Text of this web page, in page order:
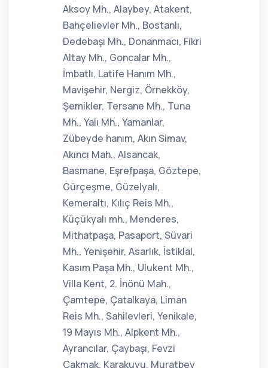
Aksoy Mh., Alaybey, Atakent,
Bahçelievler Mh., Bostanlı,
Dedebaşı Mh., Donanmacı, Fikri
Altay Mh., Goncalar Mh.,
İmbatlı, Latife Hanım Mh.,
Mavişehir, Nergiz, Örnekköy,
Şemikler, Tersane Mh., Tuna
Mh., Yalı Mh., Yamanlar,
Zübeyde hanım, Akın Simav,
Akıncı Mah., Alsancak,
Basmane, Eşrefpaşa, Göztepe,
Gürçeşme, Güzelyalı,
Kemeraltı, Kılıç Reis Mh.,
Küçükyalı mh., Menderes,
Mithatpaşa, Pasaport, Süvari
Mh., Yenişehir, Asarlık, İstiklal,
Kasım Paşa Mh., Ulukent Mh.,
Villa Kent, 2. İnönü Mah.,
Çamtepe, Çatalkaya, Liman
Reis Mh., Sahilevleri, Yenikale,
19 Mayıs Mh., Alpkent Mh.,
Ayrancılar, Çaybaşı, Fevzi
Çakmak, Karakuyu, Muratbey